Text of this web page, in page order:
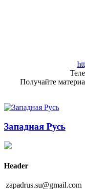
Получайте
Западная Русь
Header
zapadrus.su@gmail.com